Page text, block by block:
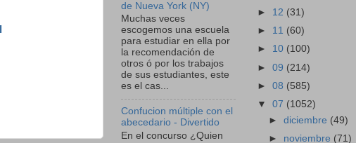
de Nueva York (NY)
Muchas veces
escogemos una escuela
para estudiar en ella por
la recomendación de
otros ó por los trabajos
de sus estudiantes, este
es el cas...
Confucion múltiple con el
abecedario - Divertido
En el concurso ¿Quien
► 12 (31)
► 11 (60)
► 10 (100)
► 09 (214)
► 08 (585)
▼ 07 (1052)
►diciembre (49)
► noviembre (71)